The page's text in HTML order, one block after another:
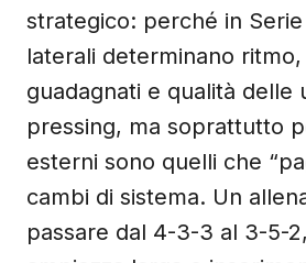
strategico: perché in
laterali determinano
guadagnati e qualità delle
pressing, ma soprattutto
esterni sono quelli che
cambi di sistema. Un
passare dal 4-3-3 al 3-5-